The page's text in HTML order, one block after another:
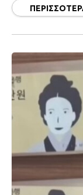
της σε